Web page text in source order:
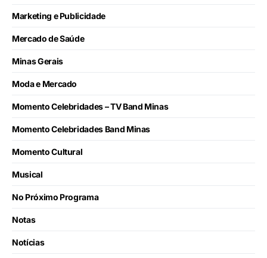
Marketing e Publicidade
Mercado de Saúde
Minas Gerais
Moda e Mercado
Momento Celebridades – TV Band Minas
Momento Celebridades Band Minas
Momento Cultural
Musical
No Próximo Programa
Notas
Notícias